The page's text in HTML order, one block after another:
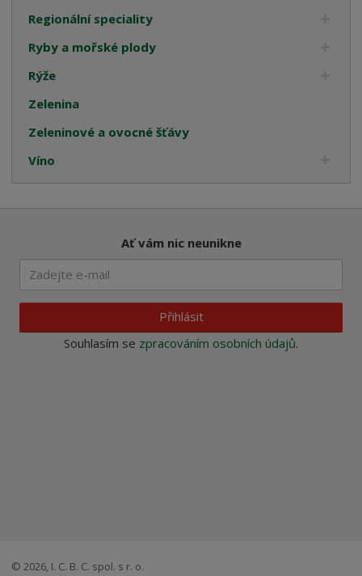
Regionální speciality
Ryby a mořské plody
Rýže
Zelenina
Zeleninové a ovocné šťávy
Víno
Ať vám nic neunikne
Přihlásit
Souhlasím se zpracováním osobních údajů.
© 2026, I. C. B. C. spol. s r. o.